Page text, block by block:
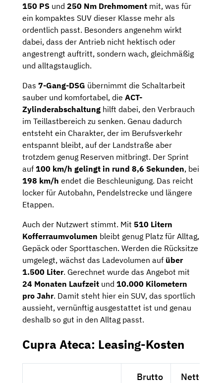
150 PS und 250 Nm Drehmoment mit, was für
ein kompaktes SUV dieser Klasse mehr als
ordentlich passt. Besonders angenehm wirkt
dabei, dass der Antrieb nicht hektisch oder
angestrengt auftritt, sondern wach, gleichmäßig
und alltagstauglich.
Das 7-Gang-DSG übernimmt die Schaltarbeit
sauber und komfortabel, die ACT-
Zylinderabschaltung hilft dabei, den Verbrauch
im Teillastbereich zu senken. Genau dadurch
entsteht ein Charakter, der im Berufsverkehr
entspannt bleibt, auf der Landstraße aber
trotzdem genug Reserven mitbringt. Der Sprint
auf 100 km/h gelingt in rund 8,6 Sekunden, bei
198 km/h endet die Beschleunigung. Das reicht
locker für Autobahn, Pendelstrecke und längere
Etappen.
Auch der Nutzwert stimmt. Mit 510 Litern
Kofferraumvolumen bleibt genug Platz für Alltag,
Gepäck oder Sporttaschen. Werden die Rücksitze
umgelegt, wächst das Ladevolumen auf über
1.500 Liter. Gerechnet wurde das Angebot mit
24 Monaten Laufzeit und 10.000 Kilometern
pro Jahr. Damit steht hier ein SUV, das sportlich
aussieht, vernünftig ausgestattet ist und genau
deshalb so gut in den Alltag passt.
Cupra Ateca: Leasing-Kosten
Brutto
Netto